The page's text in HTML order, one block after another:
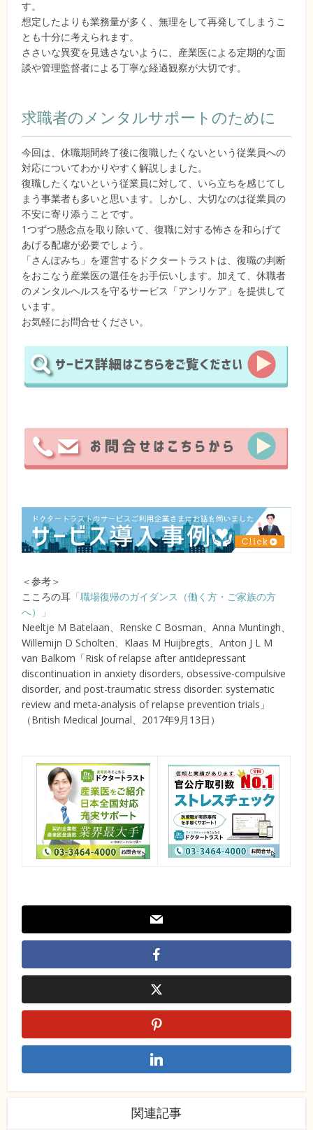
す。
想定したよりも業務量が多く、無理をして再発してしまうこ
とも十分に考えられます。
ささいな異変を見逃さないように、産業医による定期的な面
談や管理監督者による丁寧な経過観察が大切です。
求職者のメンタルサポートのために
今回は、休職期間終了後に復職したくないという従業員への
対応についてわかりやすく解説しました。
復職したくないという従業員に対して、いら立ちを感じてし
まう事業者も多いと思います。しかし、大切なのは従業員の
不安に寄り添うことです。
1つずつ懸念点を取り除いて、復職に対する怖さを和らげて
あげる配慮が必要でしょう。
「さんぽみち」を運営するドクタートラストは、復職の判断
をおこなう産業医の選任をお手伝いします。加えて、休職者
のメンタルヘルスを守るサービス「アンリケア」を提供して
います。
お気軽にお問合せください。
＜参考＞
こころの耳 「職場復帰のガイダンス（働く方・ご家族の方
へ）」
Neeltje M Batelaan、Renske C Bosman、Anna Muntingh、
Willemijn D Scholten、Klaas M Huijbregts、Anton J L M
van Balkom「Risk of relapse after antidepressant
discontinuation in anxiety disorders, obsessive-compulsive
disorder, and post-traumatic stress disorder: systematic
review and meta-analysis of relapse prevention trials」
（British Medical Journal、2017年9月13日）
関連記事